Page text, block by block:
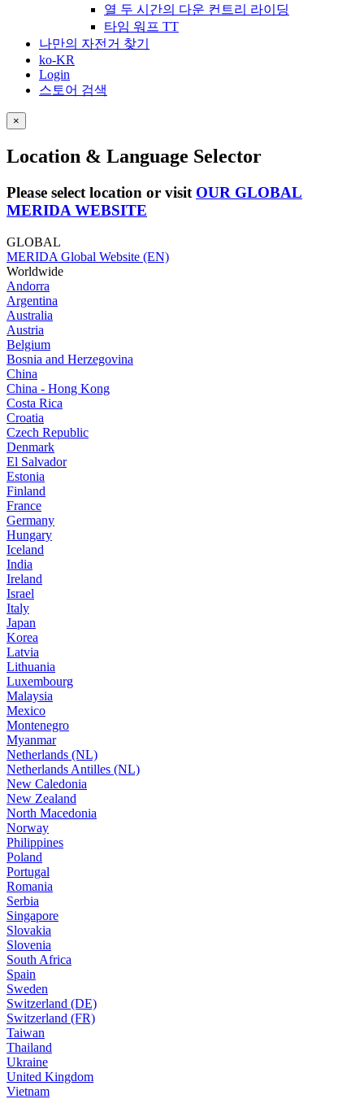
열 두 시간의 다운 컨트리 라이딩
타임 워프 TT
나만의 자전거 찾기
ko-KR
Login
스토어 검색
×
Location & Language Selector
Please select location or visit OUR GLOBAL
MERIDA WEBSITE
GLOBAL
MERIDA Global Website (EN)
Worldwide
Andorra
Argentina
Australia
Austria
Belgium
Bosnia and Herzegovina
China
China - Hong Kong
Costa Rica
Croatia
Czech Republic
Denmark
El Salvador
Estonia
Finland
France
Germany
Hungary
Iceland
India
Ireland
Israel
Italy
Japan
Korea
Latvia
Lithuania
Luxembourg
Malaysia
Mexico
Montenegro
Myanmar
Netherlands (NL)
Netherlands Antilles (NL)
New Caledonia
New Zealand
North Macedonia
Norway
Philippines
Poland
Portugal
Romania
Serbia
Singapore
Slovakia
Slovenia
South Africa
Spain
Sweden
Switzerland (DE)
Switzerland (FR)
Taiwan
Thailand
Ukraine
United Kingdom
Vietnam